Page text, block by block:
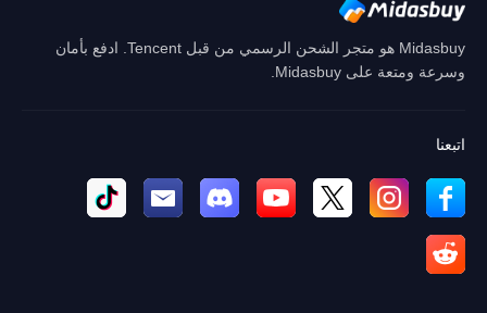
Midasbuy هو متجر الشحن الرسمي من قبل Tencent. ادفع بأمان
وسرعة ومتعة على Midasbuy.
اتبعنا